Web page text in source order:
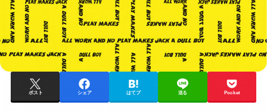
ポスト シェア はてブ 送る Pocket